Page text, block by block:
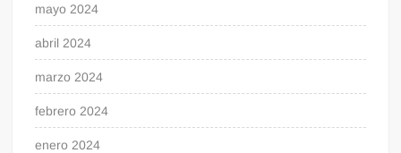
mayo 2024
abril 2024
marzo 2024
febrero 2024
enero 2024